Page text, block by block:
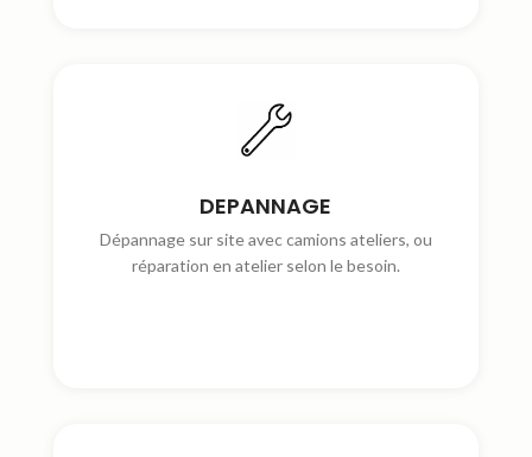
DEPANNAGE
Dépannage sur site avec camions ateliers, ou
réparation en atelier selon le besoin.